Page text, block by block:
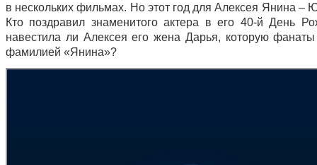
в нескольких фильмах. Но этот год для Алексея Янина –
Кто поздравил знаменитого актера в его 40-й День
навестила ли Алексея его жена Дарья, которую
фамилией «Янина»?